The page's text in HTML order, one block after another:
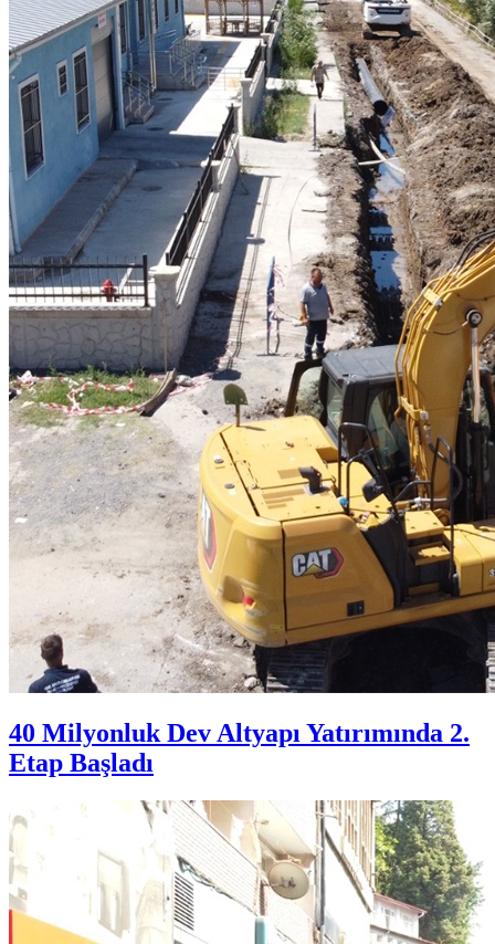
40 Milyonluk Dev Altyapı Yatırımında 2.
Etap Başladı